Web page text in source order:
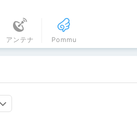
アンテナ Pommu